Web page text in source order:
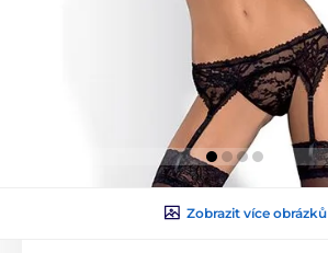
Zobrazit více obrázků